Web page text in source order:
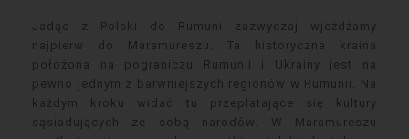
Jadąc z Polski do Rumuni zazwyczaj wjeżdżamy
najpierw do Maramureszu. Ta historyczna kraina
położona na pograniczu Rumunii i Ukrainy jest na
pewno jednym z barwniejszych regionów w Rumunii. Na
każdym kroku widać tu przeplatające się kultury
sąsiadujących ze sobą narodów. W Maramureszu